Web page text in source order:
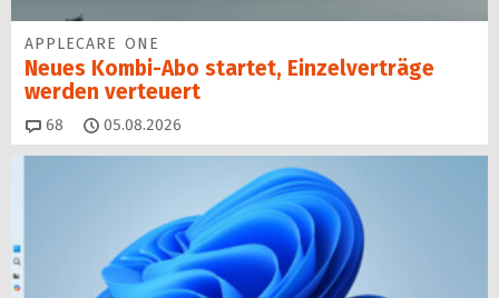
APPLECARE ONE
Neues Kombi-Abo startet, Einzelverträge
werden verteuert
68 Kommentare
05.08.2026